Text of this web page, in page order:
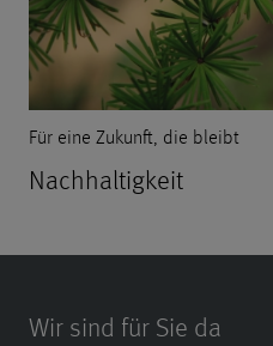
Für eine Zukunft, die bleibt
Nachhaltigkeit
Wir sind für Sie da